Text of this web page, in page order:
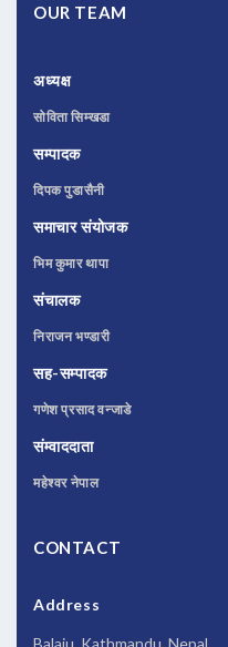
OUR TEAM
अध्यक्ष
सोविता सिम्खडा
सम्पादक
दिपक पुडासैनी
समाचार संयोजक
भिम कुमार थापा
संचालक
निराजन भण्डारी
सह-सम्पादक
गणेश प्रसाद वन्जाडे
संम्वाददाता
महेश्वर नेपाल
CONTACT
Address
Balaju, Kathmandu, Nepal.